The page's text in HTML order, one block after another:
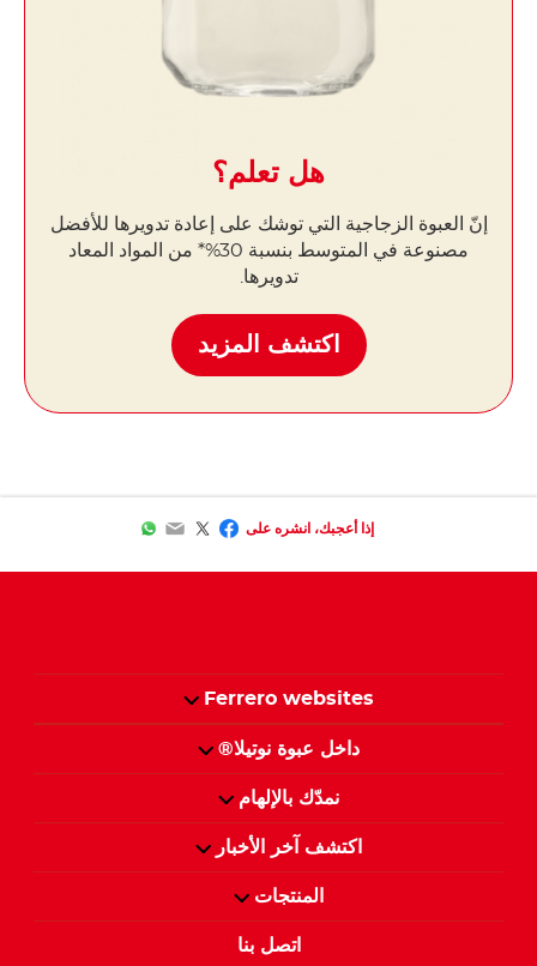
هل تعلم؟
إنّ العبوة الزجاجية التي توشك على إعادة تدويرها للأفضل
مصنوعة في المتوسط ​​بنسبة 30%* من المواد المعاد
تدويرها.
اكتشف المزيد
إذا أعجبك، انشره على Facebook
Twitter
Email
WhatsApp
Ferrero websites
داخل عبوة نوتيلا®
نمدّك بالإلهام
اكتشف آخر الأخبار
المنتجات
اتصل بنا